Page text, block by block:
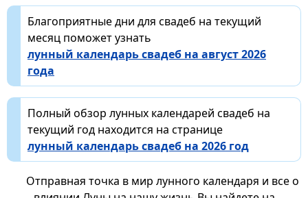
Благоприятные дни для свадеб на текущий
месяц поможет узнать
лунный календарь свадеб на август 2026
года
Полный обзор лунных календарей свадеб на
текущий год находится на странице
лунный календарь свадеб на 2026 год
Отправная точка в мир лунного календаря и все о